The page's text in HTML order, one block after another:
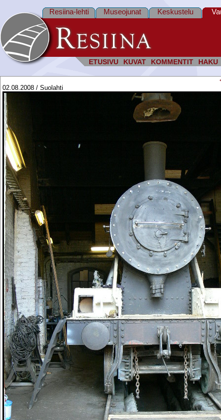
ETUSIVU KUVAT KOMMENTIT HAKU
Resiina-lehti Museojunat Keskustelu
02.08.2008 / Suolahti